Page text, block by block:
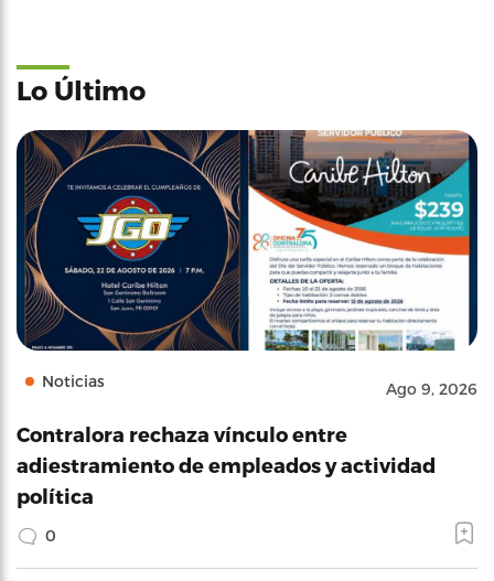
Lo Último
Noticias Ago 9, 2026
Contralora rechaza vínculo entre
adiestramiento de empleados y actividad
política
0